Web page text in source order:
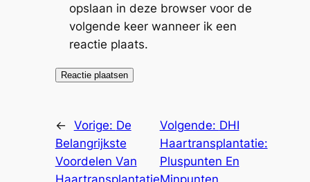
opslaan in deze browser voor de
volgende keer wanneer ik een
reactie plaats.
← Vorige: De
Belangrijkste
Voordelen Van
Volgende: DHI
Haartransplantatie:
Pluspunten En